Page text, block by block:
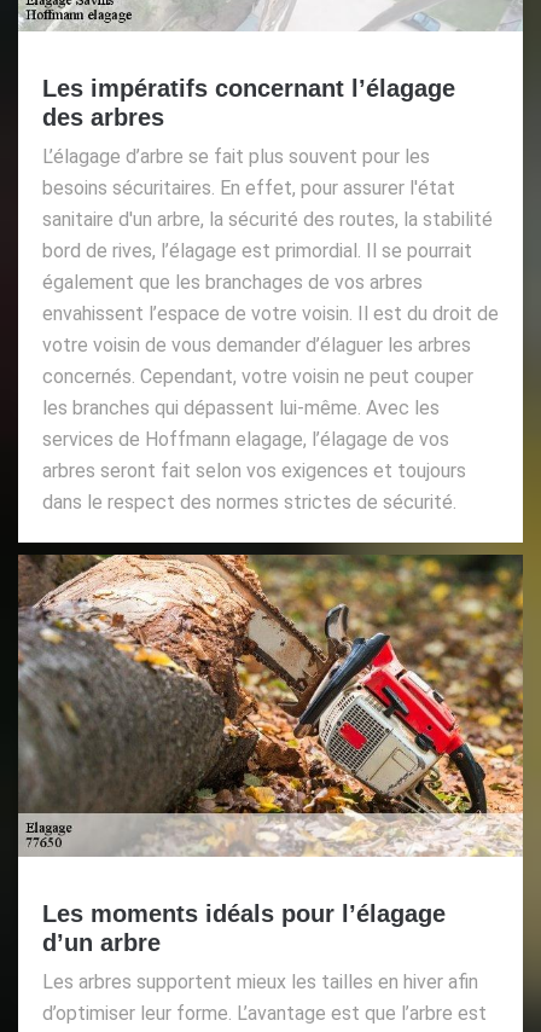
Les impératifs concernant l’élagage
des arbres
L’élagage d’arbre se fait plus souvent pour les
besoins sécuritaires. En effet, pour assurer l'état
sanitaire d'un arbre, la sécurité des routes, la stabilité
bord de rives, l’élagage est primordial. Il se pourrait
également que les branchages de vos arbres
envahissent l’espace de votre voisin. Il est du droit de
votre voisin de vous demander d’élaguer les arbres
concernés. Cependant, votre voisin ne peut couper
les branches qui dépassent lui-même. Avec les
services de Hoffmann elagage, l’élagage de vos
arbres seront fait selon vos exigences et toujours
dans le respect des normes strictes de sécurité.
Les moments idéals pour l’élagage
d’un arbre
Les arbres supportent mieux les tailles en hiver afin
d’optimiser leur forme. L’avantage est que l’arbre est